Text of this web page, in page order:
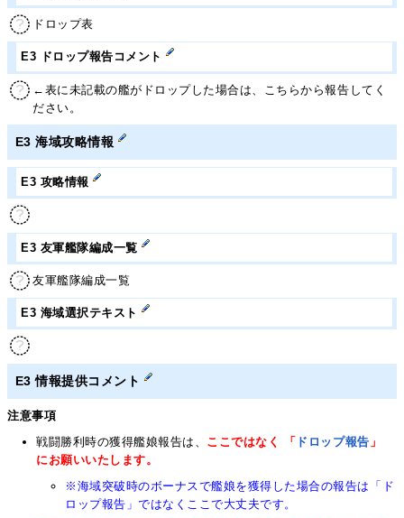
ドロップ表
E3 ドロップ報告コメント
←表に未記載の艦がドロップした場合は、こちらから報告してく
ださい。
E3 海域攻略情報
E3 攻略情報
E3 友軍艦隊編成一覧
友軍艦隊編成一覧
E3 海域選択テキスト
E3 情報提供コメント
注意事項
戦闘勝利時の獲得艦娘報告は、 ここではなく 「 ドロップ報告 」
にお願いいたします。
※海域突破時のボーナスで艦娘を獲得した場合の報告は「ド
ロップ報告」ではなくここで大丈夫です。